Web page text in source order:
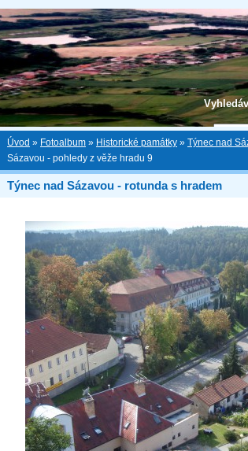
Úvod » Fotoalbum » Historické památky » Týnec nad
Sázavou - pohledy z věže hradu 9
Týnec nad Sázavou - rotunda s hradem